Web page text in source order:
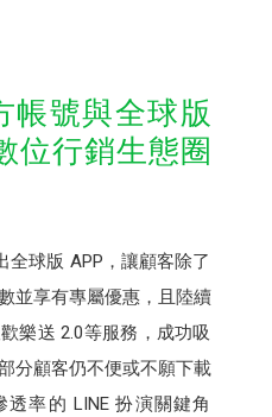
帳號與全球版
位行銷生態圈
全球版 APP，讓顧客除了
並享有專屬優惠，且陸續
樂送 2.0等服務，成功吸
分顧客仍不便或不願下載
率的 LINE 扮演關鍵角